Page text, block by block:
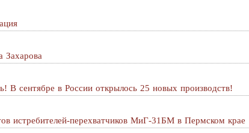
Захарова
В сентябре в России открылось 25 новых производств!
истребителей-перехватчиков МиГ-31БМ в Пермском крае